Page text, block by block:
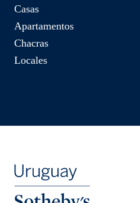
Casas
Apartamentos
Chacras
Locales